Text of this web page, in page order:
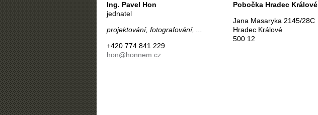
Ing. Pavel Hon
jednatel
projektování, fotografování, ...
+420 774 841 229
hon@honnem.cz
Pobočka Hradec Králové
Jana Masaryka 2145/28C
Hradec Králové
500 12